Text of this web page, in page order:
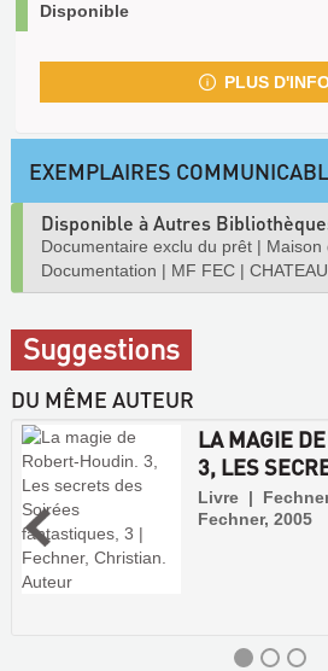
Disponible
PLUS
EXEMPLAIRES
Disponible à Autres
Documentaire exclu du prêt | Maison
Documentation | MF FEC |
Suggestions
DU MÊME AUTEUR
LA MAGIE
3, LES
Livre |
Fechner, 2005